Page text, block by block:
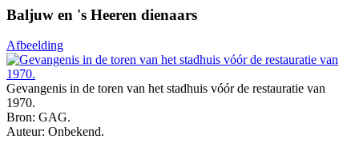
Baljuw en 's Heeren dienaars
Afbeelding
Gevangenis in de toren van het stadhuis vóór de restauratie van
1970.
Bron: GAG.
Auteur: Onbekend.